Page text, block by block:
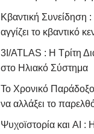
Κβαντική Συνείδηση
αγγίζει το κβαντικό
3I/ATLAS : Η Τρίτη
στο Ηλιακό Σύστημα
Το Χρονικό
να αλλάξει το
Ψυχοϊστορία και AI :